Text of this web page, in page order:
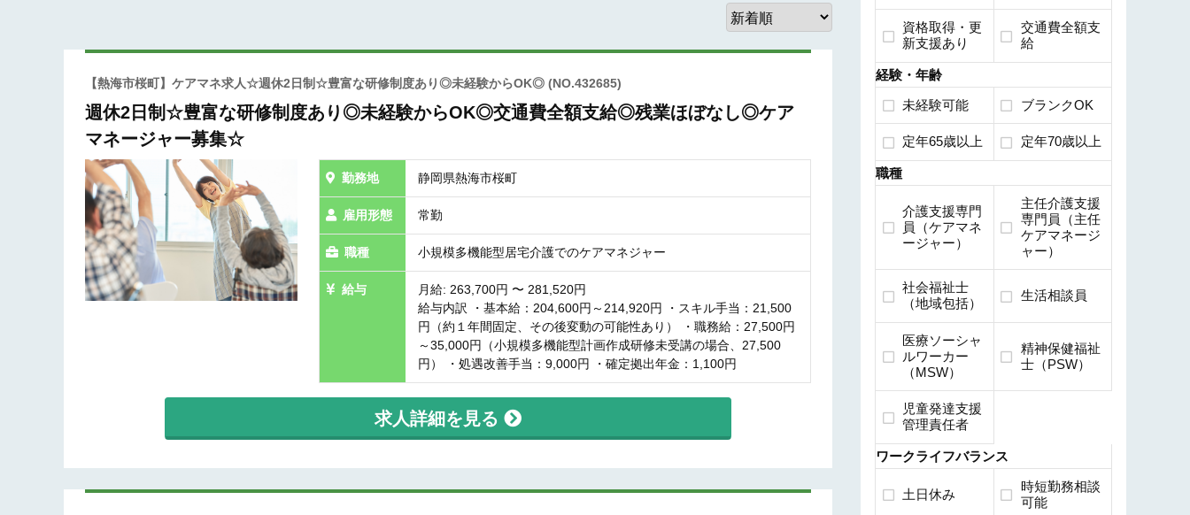
【熱海市桜町】ケアマネ求人☆週休2日制☆豊富な研修制度あり◎未経験からOK◎ (NO.432685)
週休2日制☆豊富な研修制度あり◎未経験からOK◎交通費全額支給◎残業ほぼなし◎ケア
マネージャー募集☆
勤務地 静岡県熱海市桜町
雇用形態 常勤
職種 小規模多機能型居宅介護でのケアマネジャー
給与
月給: 263,700円 〜 281,520円
給与内訳 ・基本給：204,600円～214,920円 ・スキル手当：21,500
円（約１年間固定、その後変動の可能性あり） ・職務給：27,500円
～35,000円（小規模多機能型計画作成研修未受講の場合、27,500
円） ・処遇改善手当：9,000円 ・確定拠出年金：1,100円
求人詳細を見る
資格取得・更
新支援あり
交通費全額支
給
経験・年齢
未経験可能 ブランクOK
定年65歳以上 定年70歳以上
職種
介護支援専門
員（ケアマネ
ージャー）
主任介護支援
専門員（主任
ケアマネージ
ャー）
社会福祉士
（地域包括）
生活相談員
医療ソーシャ
ルワーカー
（MSW）
精神保健福祉
士（PSW）
児童発達支援
管理責任者
ワークライフバランス
土日休み
時短勤務相談
可能